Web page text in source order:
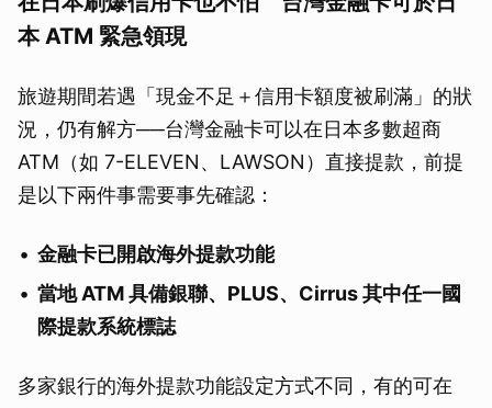
本 ATM 緊急領現
旅遊期間若遇「現金不足＋信用卡額度被刷滿」的狀
況，仍有解方──台灣金融卡可以在日本多數超商
ATM（如 7-ELEVEN、LAWSON）直接提款，前提
是以下兩件事需要事先確認：
金融卡已開啟海外提款功能
當地 ATM 具備銀聯、PLUS、Cirrus 其中任一國
際提款系統標誌
多家銀行的海外提款功能設定方式不同，有的可在